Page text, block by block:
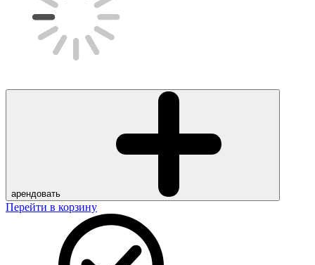
арендовать
Перейти в корзину